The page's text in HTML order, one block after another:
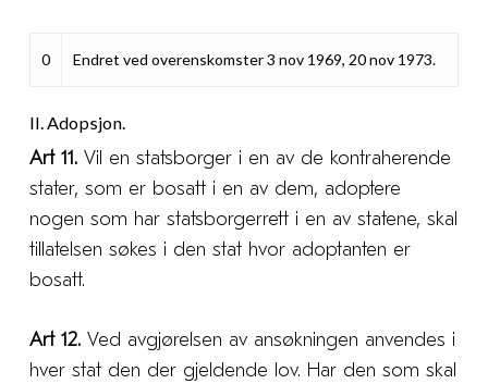
0 Endret ved overenskomster 3 nov 1969, 20 nov 1973.
II. Adopsjon.
Art 11.Vil en statsborger i en av de kontraherende
stater, som er bosatt i en av dem, adoptere
nogen som har statsborgerrett i en av statene, skal
tillatelsen søkes i den stat hvor adoptanten er
bosatt.
Art 12.Ved avgjørelsen av ansøkningen anvendes i
hver stat den der gjeldende lov. Har den som skal